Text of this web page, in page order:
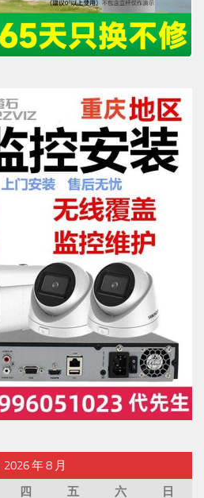
2026 年 8 月
四 五 六
日